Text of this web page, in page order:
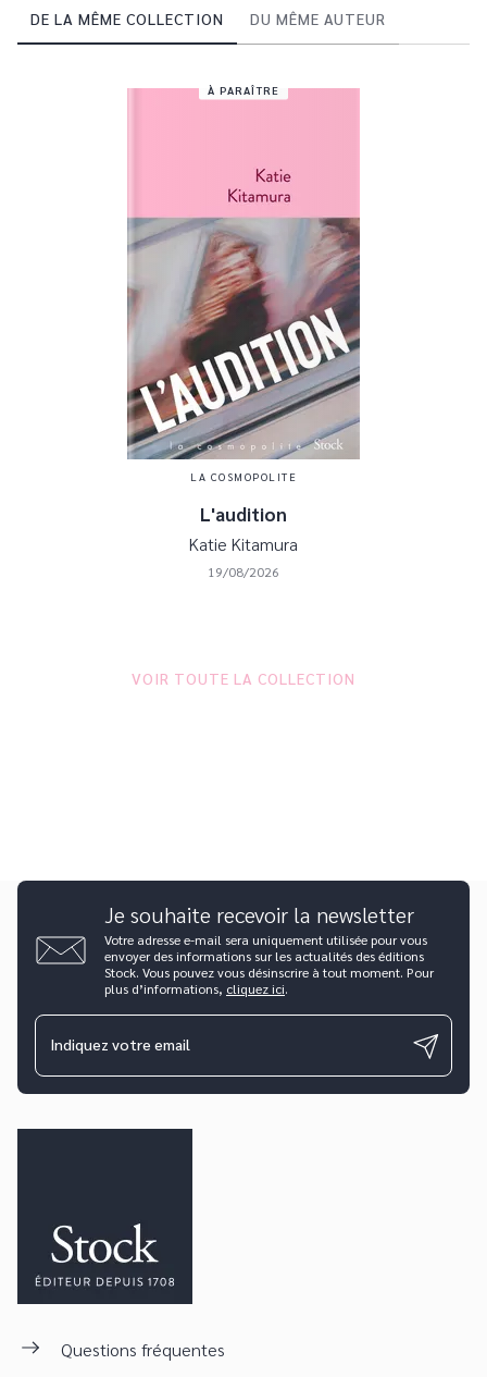
DE LA MÊME COLLECTION DU MÊME AUTEUR
À PARAÎTRE
LA COSMOPOLITE
L'audition
Katie Kitamura
19/08/2026
VOIR TOUTE LA COLLECTION
Je souhaite recevoir la newsletter
Votre adresse e-mail sera uniquement utilisée pour vous
envoyer des informations sur les actualités des éditions
Stock. Vous pouvez vous désinscrire à tout moment. Pour
plus d’informations, cliquez ici.
Indiquez votre email
Questions fréquentes